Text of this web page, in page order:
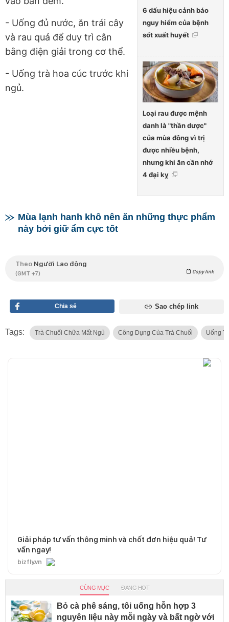
6 dấu hiệu cảnh báo
nguy hiểm của bệnh
sốt xuất huyết
Loại rau được mệnh
danh là "thần dược"
của mùa đông vì trị
được nhiều bệnh,
nhưng khi ăn cần nhớ
4 đại kỵ
- Uống đủ nước, ăn trái cây
và rau quả để duy trì cân
bằng điện giải trong cơ thể.
- Uống trà hoa cúc trước khi
ngủ.
Mùa lạnh hanh khô nên ăn những thực phẩm
này bởi giữ ẩm cực tốt
Theo Người Lao động
(GMT +7) Copy link
Chia sẻ Sao chép link
Tags: Trà Chuối Chữa Mất Ngủ Công Dụng Của Trà Chuối Uống
Giải pháp tư vấn thông minh và chốt đơn hiệu quả! Tư
vấn ngay!
bizfly.vn
CÙNG MỤC ĐANG HOT
Bỏ cà phê sáng, tôi uống hỗn hợp 3
nguyên liệu này mỗi ngày và bất ngờ với